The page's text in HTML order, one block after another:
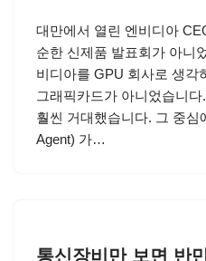
대만에서 열린 엔비디아
순한 신제품 발표회가 아니
비디아를 GPU 회사로 생각
그래픽카드가 아니었습니
훨씬 거대했습니다. 그 중심
Agent) 가…
통신장비만 보면 반